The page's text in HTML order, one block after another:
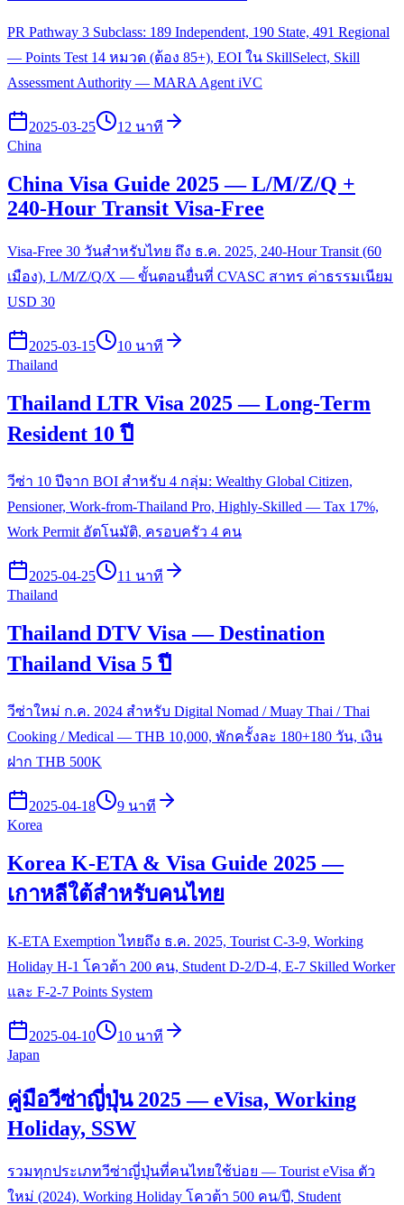
PR Pathway 3 Subclass: 189 Independent, 190 State, 491 Regional
— Points Test 14 หมวด (ต้อง 85+), EOI ใน SkillSelect, Skill
Assessment Authority — MARA Agent iVC
2025-03-25
12 นาที
China
China Visa Guide 2025 — L/M/Z/Q +
240-Hour Transit Visa-Free
Visa-Free 30 วันสำหรับไทย ถึง ธ.ค. 2025, 240-Hour Transit (60
เมือง), L/M/Z/Q/X — ขั้นตอนยื่นที่ CVASC สาทร ค่าธรรมเนียม
USD 30
2025-03-15
10 นาที
Thailand
Thailand LTR Visa 2025 — Long-Term
Resident 10 ปี
วีซ่า 10 ปีจาก BOI สำหรับ 4 กลุ่ม: Wealthy Global Citizen,
Pensioner, Work-from-Thailand Pro, Highly-Skilled — Tax 17%,
Work Permit อัตโนมัติ, ครอบครัว 4 คน
2025-04-25
11 นาที
Thailand
Thailand DTV Visa — Destination
Thailand Visa 5 ปี
วีซ่าใหม่ ก.ค. 2024 สำหรับ Digital Nomad / Muay Thai / Thai
Cooking / Medical — THB 10,000, พักครั้งละ 180+180 วัน, เงิน
ฝาก THB 500K
2025-04-18
9 นาที
Korea
Korea K-ETA & Visa Guide 2025 —
เกาหลีใต้สำหรับคนไทย
K-ETA Exemption ไทยถึง ธ.ค. 2025, Tourist C-3-9, Working
Holiday H-1 โควต้า 200 คน, Student D-2/D-4, E-7 Skilled Worker
และ F-2-7 Points System
2025-04-10
10 นาที
Japan
คู่มือวีซ่าญี่ปุ่น 2025 — eVisa, Working
Holiday, SSW
รวมทุกประเภทวีซ่าญี่ปุ่นที่คนไทยใช้บ่อย — Tourist eVisa ตัว
ใหม่ (2024), Working Holiday โควต้า 500 คน/ปี, Student